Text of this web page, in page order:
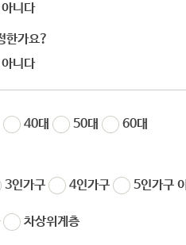
니다
한가요?
니다
40대 50대
60대
3인가구 4인가구 5인가구
차상위계층
19 극복 아이디어 공모